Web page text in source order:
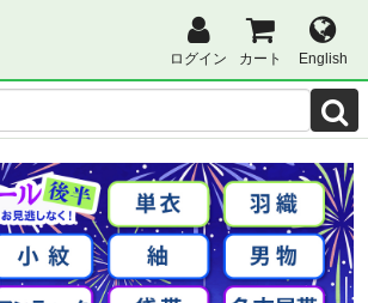
ログイン カート English